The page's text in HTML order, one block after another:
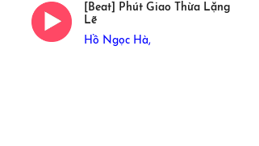
[Beat] Phút Giao Thừa Lặng
Lẽ
Hồ Ngọc Hà,